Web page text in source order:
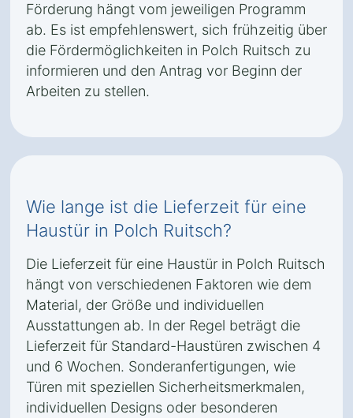
Förderung hängt vom jeweiligen Programm
ab. Es ist empfehlenswert, sich frühzeitig über
die Fördermöglichkeiten in Polch Ruitsch zu
informieren und den Antrag vor Beginn der
Arbeiten zu stellen.
Wie lange ist die Lieferzeit für eine
Haustür in Polch Ruitsch?
Die Lieferzeit für eine Haustür in Polch Ruitsch
hängt von verschiedenen Faktoren wie dem
Material, der Größe und individuellen
Ausstattungen ab. In der Regel beträgt die
Lieferzeit für Standard-Haustüren zwischen 4
und 6 Wochen. Sonderanfertigungen, wie
Türen mit speziellen Sicherheitsmerkmalen,
individuellen Designs oder besonderen